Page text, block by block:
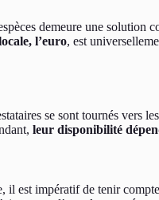
demeure une
l’euro, est
se sont tournés vers
leur disponibilité
est impératif de tenir